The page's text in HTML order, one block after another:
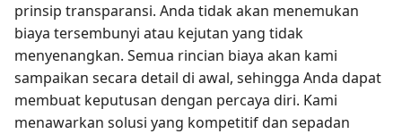
prinsip transparansi. Anda tidak akan menemukan
biaya tersembunyi atau kejutan yang tidak
menyenangkan. Semua rincian biaya akan kami
sampaikan secara detail di awal, sehingga Anda dapat
membuat keputusan dengan percaya diri. Kami
menawarkan solusi yang kompetitif dan sepadan